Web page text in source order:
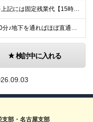
月給20.5～35万円 ※上記には固定残業代【15時間相当額(2.4万円～4.2万円)】が含まれます ※15時間を超えた分は別途支給 ※経験や能力、前職の年収を考慮し最大35万円を限度に当社規程によ
♪名古屋駅から徒歩10分♪地下を通ればほぼ直通！ 【住友生命保険相互会社 名古屋支社】 愛知県名古屋市中村区名駅南2-14-19 住友生命名古屋ビル 14階：中川新栄支部 19階：名古屋支部 ※上記
検討中に入れる
部・名古屋支部